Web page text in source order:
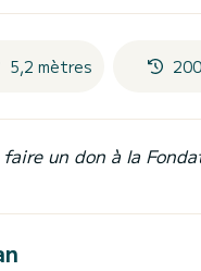
5,2 mètres
un don à la